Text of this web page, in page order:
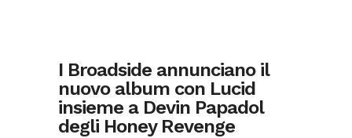
I Broadside annunciano il
nuovo album con Lucid
insieme a Devin Papadol
degli Honey Revenge